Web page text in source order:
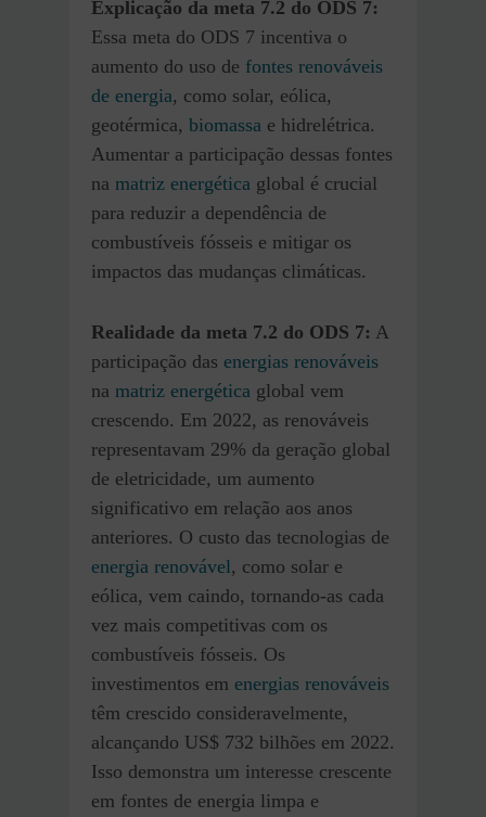
Explicação da meta 7.2 do ODS 7:
Essa meta do ODS 7 incentiva o
aumento do uso de fontes renováveis
de energia, como solar, eólica,
geotérmica, biomassa e hidrelétrica.
Aumentar a participação dessas fontes
na matriz energética global é crucial
para reduzir a dependência de
combustíveis fósseis e mitigar os
impactos das mudanças climáticas.
Realidade da meta 7.2 do ODS 7: A
participação das energias renováveis
na matriz energética global vem
crescendo. Em 2022, as renováveis
representavam 29% da geração global
de eletricidade, um aumento
significativo em relação aos anos
anteriores. O custo das tecnologias de
energia renovável, como solar e
eólica, vem caindo, tornando-as cada
vez mais competitivas com os
combustíveis fósseis. Os
investimentos em energias renováveis
têm crescido consideravelmente,
alcançando US$ 732 bilhões em 2022.
Isso demonstra um interesse crescente
em fontes de energia limpa e